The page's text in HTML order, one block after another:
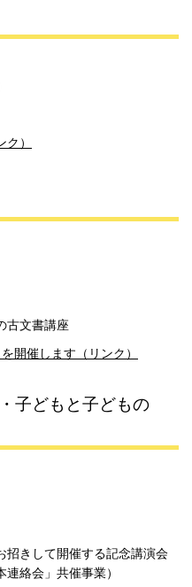
）
古文書講座
開催します（リンク）
子どもと子どもの
招きして開催する記念講演会
連絡会」共催事業）